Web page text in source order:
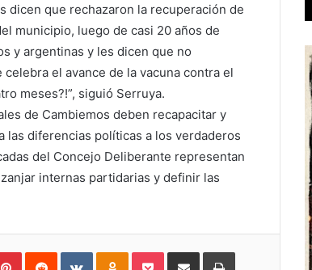
dicen que rechazaron la recuperación de
municipio, luego de casi 20 años de
y argentinas y les dicen que no
el avance de la vacuna contra el
meses?!”, siguió Serruya.
de Cambiemos deben recapacitar y
diferencias políticas a los verdaderos
del Concejo Deliberante representan
internas partidarias y definir las
PinterestReddit VKontakteOdnoklassniki
PocketShare Print